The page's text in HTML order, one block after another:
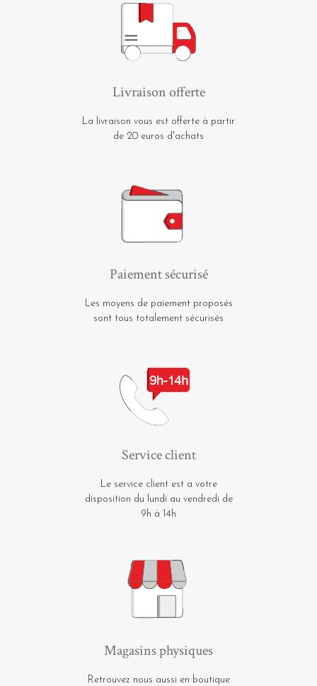
Livraison offerte
La livraison vous est offerte à partir
de 20 euros d'achats
Paiement sécurisé
Les moyens de paiement proposés
sont tous totalement sécurisés
Service client
Le service client est a votre
disposition du lundi au vendredi de
9h à 14h
Magasins physiques
Retrouvez nous aussi en boutique